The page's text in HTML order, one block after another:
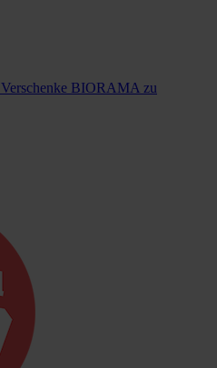
Verschenke BIORAMA zu